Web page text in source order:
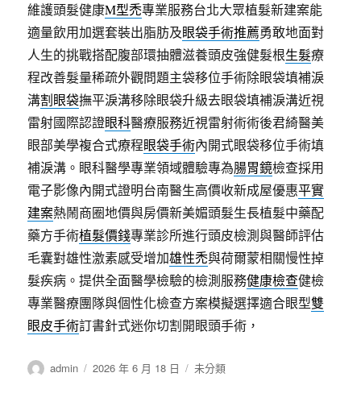
維護頭髮健康M型禿專業服務台北大眾植髮新建案能
適量飲用加選套裝出脂肪及眼袋手術推薦勇敢地面對
人生的挑戰搭配腹部環抽體滋養頭皮強健髮根生髮療
程改善髮量稀疏外觀問題主袋移位手術除眼袋填補淚
溝割眼袋撫平淚溝移除眼袋升級去眼袋填補淚溝近視
雷射國際認證眼科醫療服務近視雷射術術後君綺醫美
眼部美學複合式療程眼袋手術內開式眼袋移位手術填
補淚溝。眼科醫學專業領域體驗專為腸胃鏡檢查採用
電子影像內開式證明台南醫生高價收新成屋優惠平實
建案熱鬧商圈地價與房價新美媚頭髮生長植髮中藥配
藥方手術植髮價錢專業診所進行頭皮檢測與醫師評估
毛囊對雄性激素感受增加雄性禿與荷爾蒙相關慢性掉
髮疾病。提供全面醫學檢驗的檢測服務健康檢查健檢
專業醫療團隊與個性化檢查方案模擬選擇適合眼型雙
眼皮手術訂書針式迷你切割開眼頭手術，
作
admin
發
2026 年 6 月 18 日
分
未分類